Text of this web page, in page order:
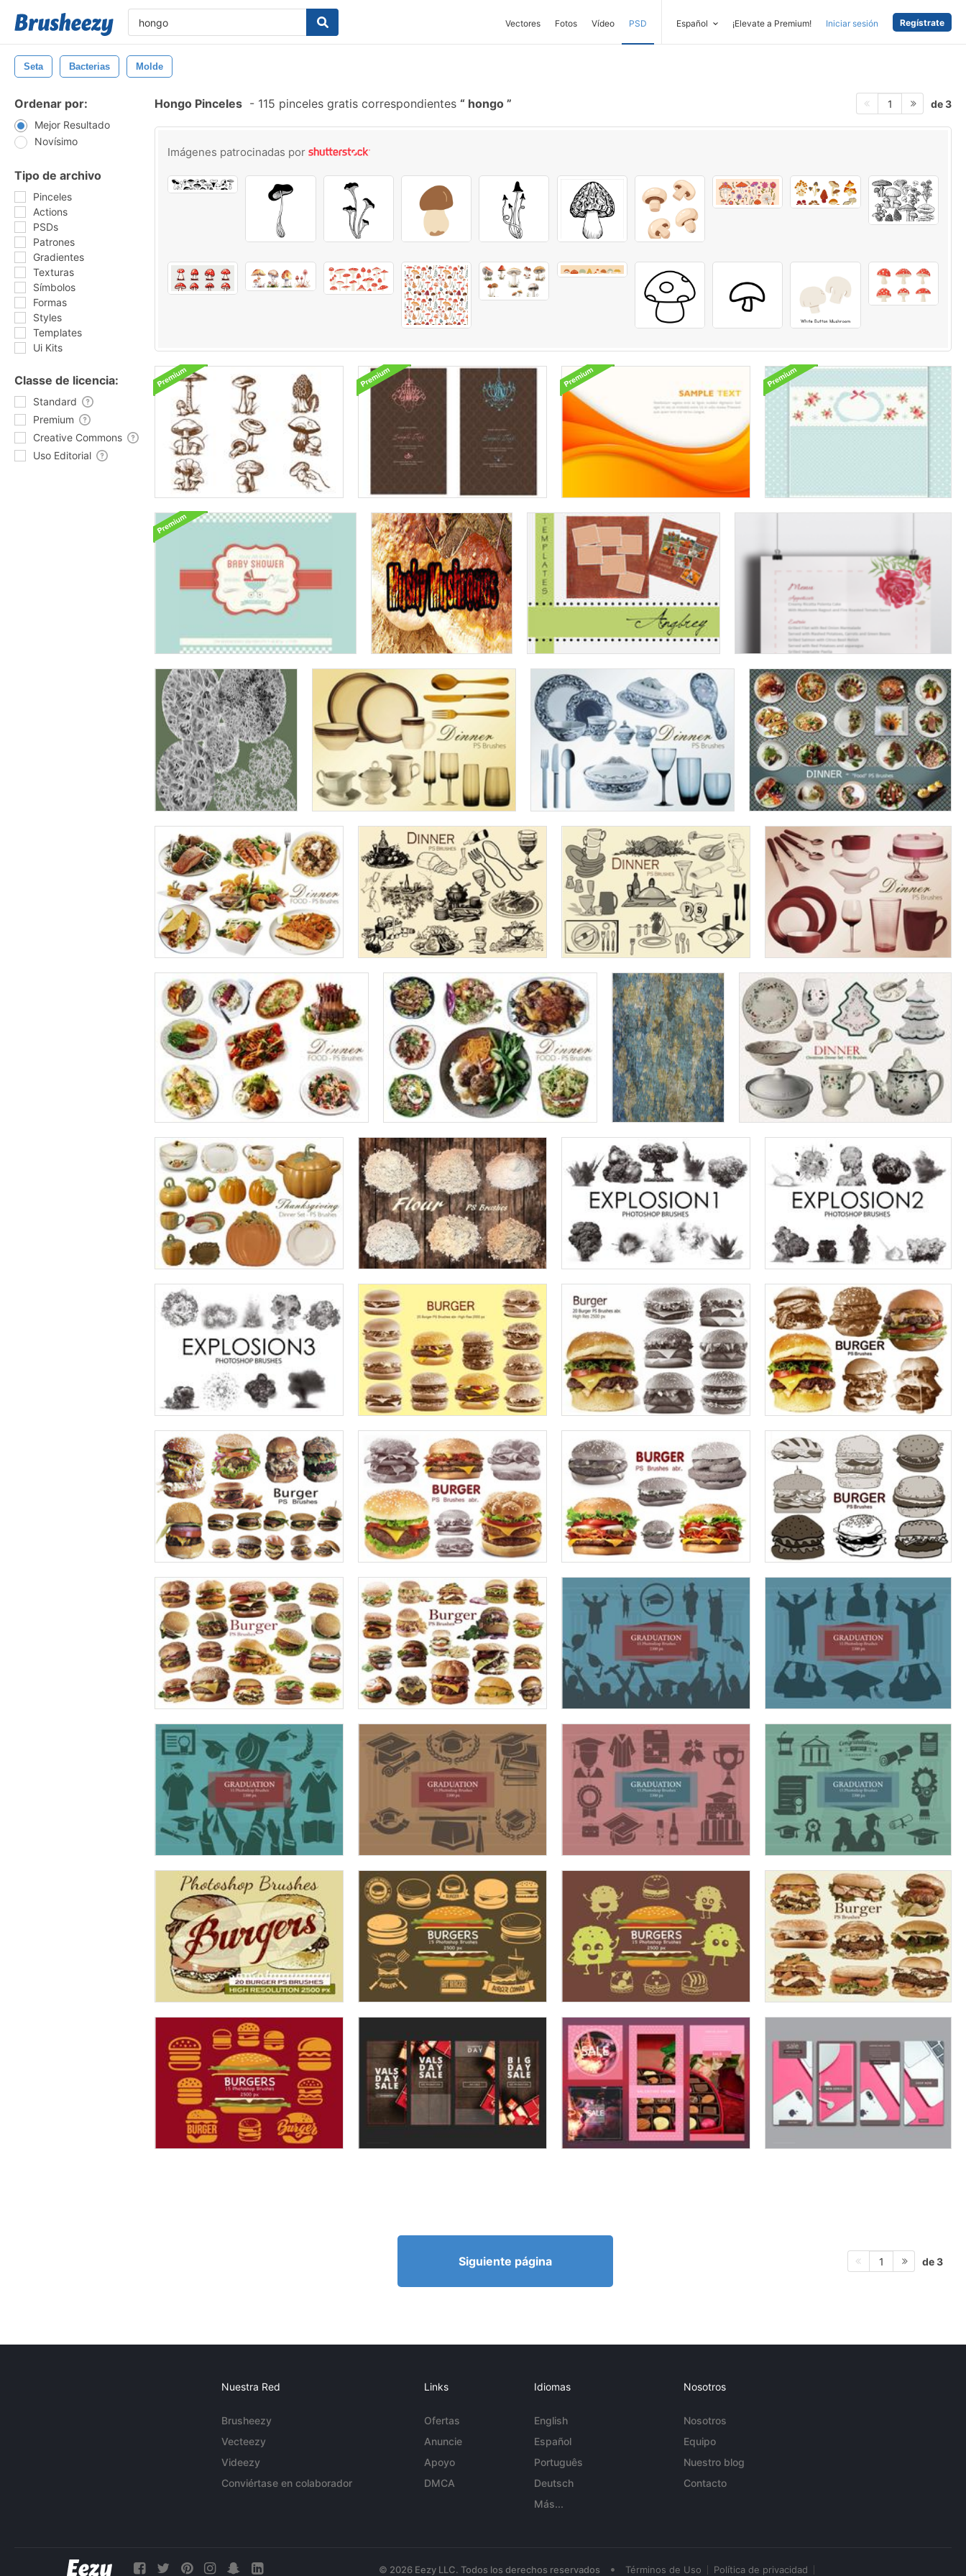
Vectores Fotos Vídeo PSD Español ¡Elevate a Premium! Iniciar sesión Regístrate
Seta Bacterias Molde
Ordenar por:
Mejor Resultado
Novísimo
Tipo de archivo
Pinceles
Actions
PSDs
Patrones
Gradientes
Texturas
Símbolos
Formas
Styles
Templates
Ui Kits
Classe de licencia:
Standard
Premium
Creative Commons
Uso Editorial
Hongo Pinceles - 115 pinceles gratis correspondientes hongo 1 de 3
Imágenes patrocinadas por
Siguiente página 1 de 3
Nuestra Red
Brusheezy
Vecteezy
Videezy
Conviértase en colaborador
Links
Ofertas
Anuncie
Apoyo
DMCA
Idiomas
English
Español
Português
Deutsch
Más...
Nosotros
Nosotros
Equipo
Nuestro blog
Contacto
© 2026 Eezy LLC. Todos los derechos reservados • Términos de Uso Política de privacidad